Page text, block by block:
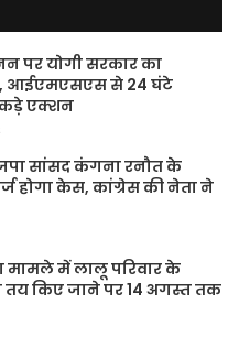
पर योगी सरकार का
आईएमएसएस से 24 घंटे
कड़े एक्शन
सांसद कंगना रनौत के
होगा केस, कांग्रेस की नेता ने
मामले में लालू परिवार के
किए जाने पर 14 अगस्त तक